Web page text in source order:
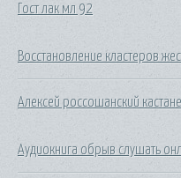
Гост лак мл 92
Восстановление кластеров
Алексей россошанский
Аудиокнига обрыв слушать